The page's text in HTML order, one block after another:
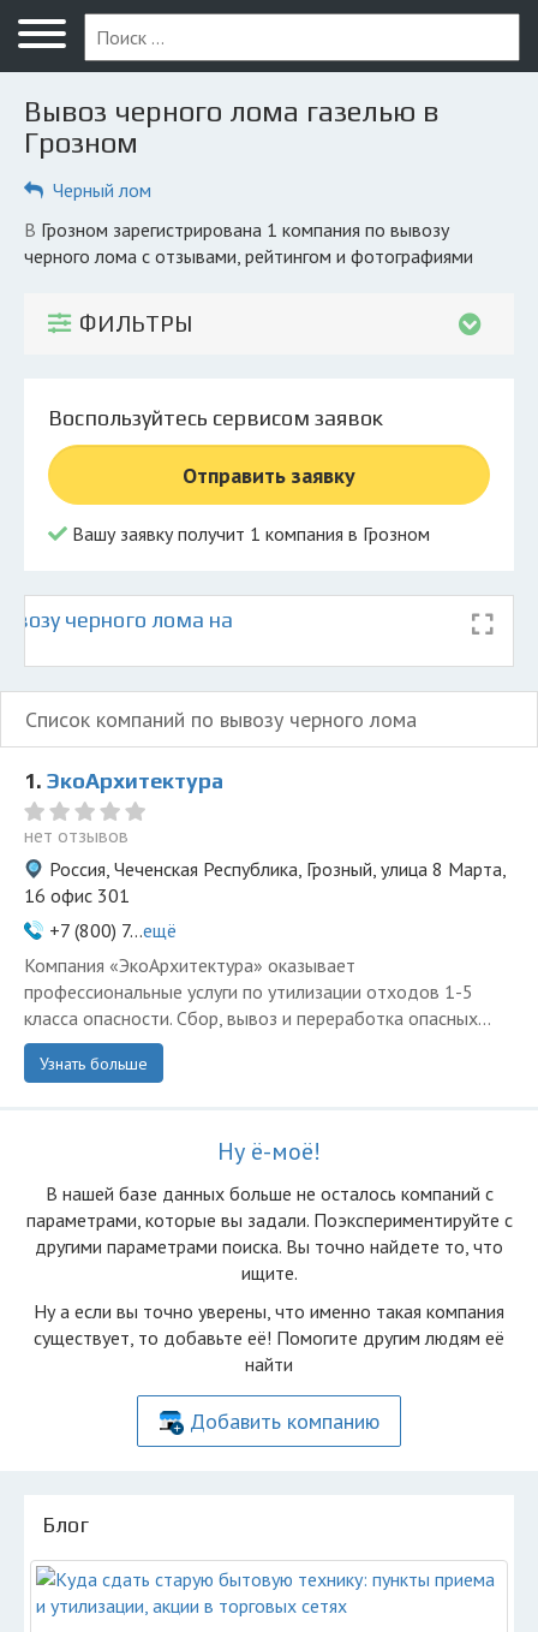
Меню
Главная
Вопрос юристу
Компании
Экоблог
© 2026 Все права защищены
Вывоз черного лома газелью в
Грозном
Черный лом
в Грозном зарегистрирована 1 компания по вывозу
черного лома с отзывами, рейтингом и фотографиями
ФИЛЬТРЫ
Воспользуйтесь сервисом заявок
Отправить заявку
Вашу заявку получит 1 компания в Грозном
черного лома на
Список компаний по вывозу черного лома
1. ЭкоАрхитектура
нет отзывов
Россия, Чеченская Республика, Грозный, улица 8 Марта,
16 офис 301
+7 (800) 7...ещё
Компания «ЭкоАрхитектура» оказывает
профессиональные услуги по утилизации отходов 1-5
класса опасности. Сбор, вывоз и переработка опасных...
Узнать больше
Ну ё-моё!
В нашей базе данных больше не осталоcь компаний с
параметрами, которые вы задали. Поэкспериментируйте с
другими параметрами поиска. Вы точно найдете то, что
ищите.
Ну а если вы точно уверены, что именно такая компания
существует, то добавьте её! Помогите другим людям её
найти
Добавить компанию
Блог